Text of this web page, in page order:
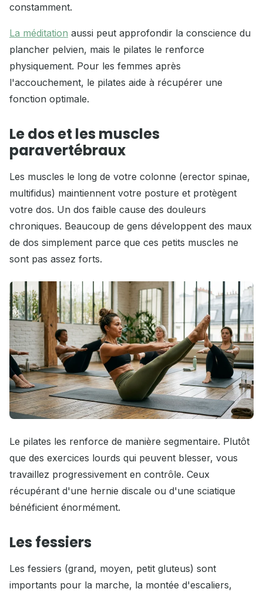
constamment.
La méditation aussi peut approfondir la conscience du
plancher pelvien, mais le pilates le renforce
physiquement. Pour les femmes après
l'accouchement, le pilates aide à récupérer une
fonction optimale.
Le dos et les muscles
paravertébraux
Les muscles le long de votre colonne (erector spinae,
multifidus) maintiennent votre posture et protègent
votre dos. Un dos faible cause des douleurs
chroniques. Beaucoup de gens développent des maux
de dos simplement parce que ces petits muscles ne
sont pas assez forts.
Le pilates les renforce de manière segmentaire. Plutôt
que des exercices lourds qui peuvent blesser, vous
travaillez progressivement en contrôle. Ceux
récupérant d'une hernie discale ou d'une sciatique
bénéficient énormément.
Les fessiers
Les fessiers (grand, moyen, petit gluteus) sont
importants pour la marche, la montée d'escaliers,